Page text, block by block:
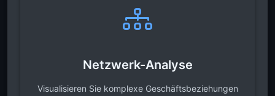
Netzwerk-Analyse
Visualisieren Sie komplexe Geschäftsbeziehungen